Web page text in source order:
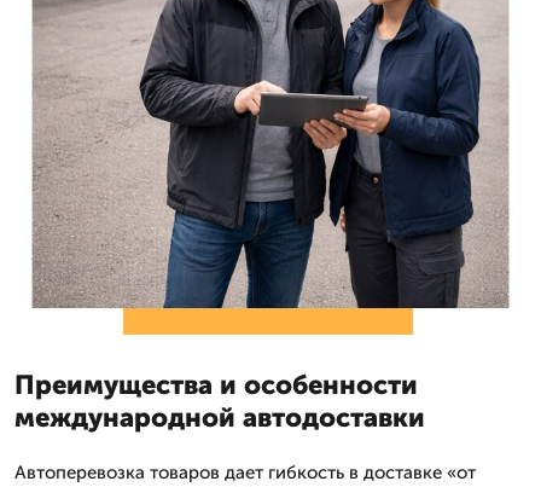
Преимущества и особенности
международной автодоставки
Автоперевозка товаров дает гибкость в доставке «от